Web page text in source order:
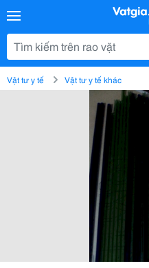
Vật tư y tế Vật tư y tế khác